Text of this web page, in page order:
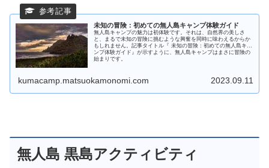
未知の冒険：初めての無人島キャンプ体験ガイド
無人島キャンプの魅力は初体験です。それは、自然界の美しさ
と、まるで未知の冒険に挑むような興奮を同時に味わえるからか
もしれません。記事タイトル『 未知の冒険：初めての無人島キャ
ンプ体験ガイド』が示すように、無人島キャンプはまさに冒険の
始まりです。
kumacamp.matsuokamonomi.com 2023.09.11
無人島 黒島アクティビティ